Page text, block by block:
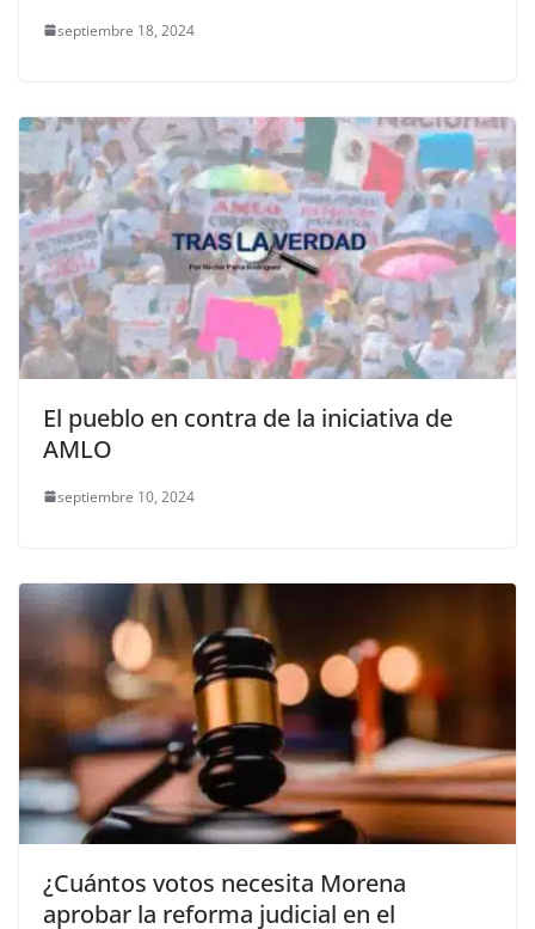
septiembre 18, 2024
El pueblo en contra de la iniciativa de
AMLO
septiembre 10, 2024
¿Cuántos votos necesita Morena
aprobar la reforma judicial en el